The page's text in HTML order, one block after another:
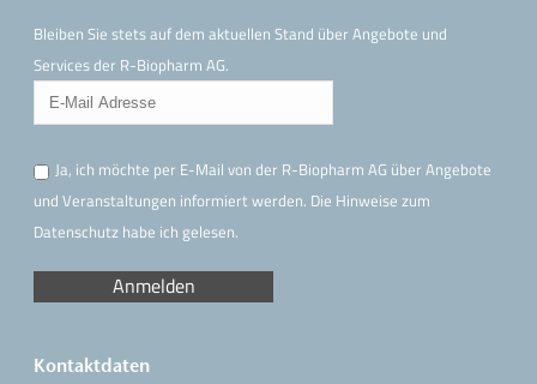
Bleiben Sie stets auf dem aktuellen Stand über Angebote und
Services der R-Biopharm AG.
Ja, ich möchte per E-Mail von der R-Biopharm AG über Angebote
und Veranstaltungen informiert werden. Die Hinweisezum
Datenschutz habe ich gelesen.
Kontaktdaten